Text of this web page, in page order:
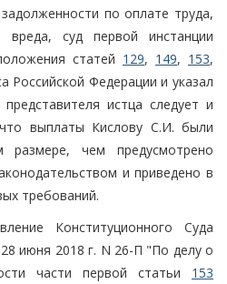
по оплате труда,
вреда, суд первой инстанции
статей 129, 149, 153,
Российской Федерации и указал
истца следует и
выплаты Кислову С.И. были
чем предусмотрено
и приведено в
требований.
Конституционного Суда
июня 2018 г. N 26-П "По делу о
части первой статьи 153